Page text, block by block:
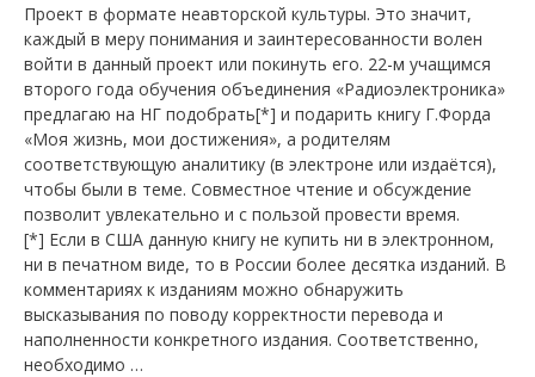
Проект в формате неавторской культуры. Это значит,
каждый в меру понимания и заинтересованности волен
войти в данный проект или покинуть его. 22-м учащимся
второго года обучения объединения «Радиоэлектроника»
предлагаю на НГ подобрать[*] и подарить книгу Г.Форда
«Моя жизнь, мои достижения», а родителям
соответствующую аналитику (в электроне или издаётся),
чтобы были в теме. Совместное чтение и обсуждение
позволит увлекательно и с пользой провести время.
[*] Если в США данную книгу не купить ни в электронном,
ни в печатном виде, то в России более десятка изданий. В
комментариях к изданиям можно обнаружить
высказывания по поводу корректности перевода и
наполненности конкретного издания. Соответственно,
необходимо …